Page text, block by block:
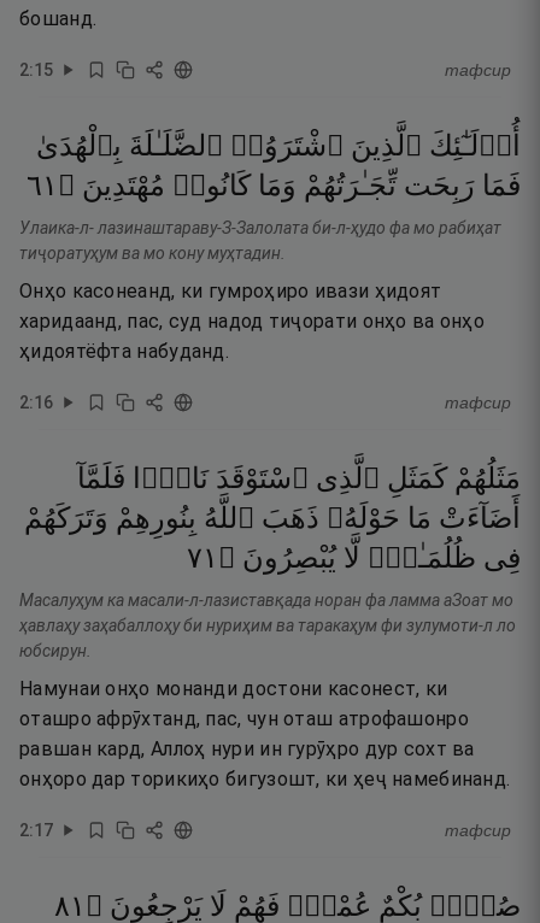
бошанд.
2:15 тафсир
أُو۟لَـٰٓئِكَ ٱلَّذِينَ ٱشْتَرَوُا۟ ٱلضَّلَـٰلَةَ بِٱلْهُدَىٰ
فَمَا رَبِحَت تِّجَـٰرَتُهُمْ وَمَا كَانُوا۟ مُهْتَدِينَ ۝ ١٦
Улаика-л- лазинаштараву-З-Залолата би-л-ҳудо фа мо рабиҳат
тиҷоратуҳум ва мо кону муҳтадин.
Онҳо касонеанд, ки гумроҳиро ивази ҳидоят
харидаанд, пас, суд надод тиҷорати онҳо ва онҳо
ҳидоятёфта набуданд.
2:16 тафсир
مَثَلُهُمْ كَمَثَلِ ٱلَّذِى ٱسْتَوْقَدَ نَارًۭا
فَلَمَّآ
أَضَآءَتْ مَا حَوْلَهُۥ ذَهَبَ ٱللَّهُ بِنُورِهِمْ وَتَرَكَهُمْ
فِى ظُلُمَـٰتٍۢ لَّا يُبْصِرُونَ ۝ ١٧
Масалуҳум ка масали-л-лазиставқада норан фа ламма аЗоат мо
ҳавлаҳу заҳабаллоҳу би нуриҳим ва таракаҳум фи зулумоти-л ло
юбсирун.
Намунаи онҳо монанди достони касонест, ки
оташро афрӯхтанд, пас, чун оташ атрофашонро
равшан кард, Аллоҳ нури ин гурӯҳро дур сохт ва
онҳоро дар торикиҳо бигузошт, ки ҳеҷ намебинанд.
2:17 тафсир
صُمٌّۢ بُكْمٌ عُمْىٌۭ فَهُمْ لَا يَرْجِعُونَ ۝ ١٨